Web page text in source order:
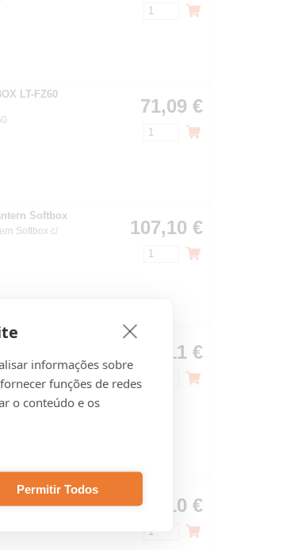
informações sobre
funções de redes
o conteúdo e os
Permitir Todos
LT-FZ60
71,09 €
Softbox
Softbox c/
107,10 €
150
224,11 €
90
suporte Bowens
170,10 €